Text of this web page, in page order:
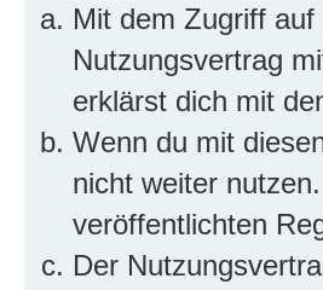
Mit dem Zugriff auf
Nutzungsvertrag
erklärst dich mit
Wenn du mit
nicht weiter
veröffentlichten
Der